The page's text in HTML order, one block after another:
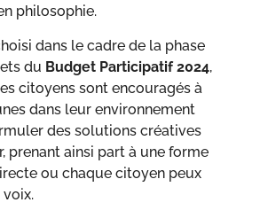
philosophie.
dans le cadre de la phase
du Budget Participatif 2024,
citoyens sont encouragés à
dans leur environnement
des solutions créatives
prenant ainsi part à une forme
ou chaque citoyen peux
voix.